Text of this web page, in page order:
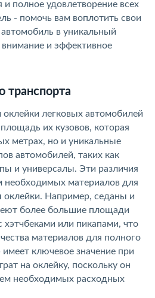
и полное удовлетворение всех
- помочь вам воплотить свои
в уникальный
и эффективное
транспорта
оклейки легковых автомобилей
их кузовов, которая
метрах, но и уникальные
автомобилей, таких как
и универсалы. Эти различия
необходимых материалов для
оклейки. Например, седаны и
более большие площади
хэтчбеками или пикапами, что
материалов для полного
ключевое значение при
на оклейку, поскольку он
необходимых расходных